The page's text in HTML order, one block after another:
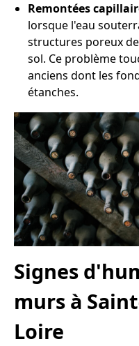
Remontées
lorsque l'eau
structures poreux
sol. Ce problème
anciens dont les
étanches.
Signes
murs à
Loire